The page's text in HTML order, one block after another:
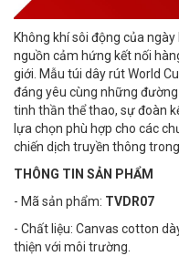
Không khí sôi động của
nguồn cảm hứng kết nối
giới. Mẫu túi dây rút World
đáng yêu cùng những
tinh thần thể thao, sự đoàn
lựa chọn phù hợp cho các
chiến dịch truyền thông
THÔNG TIN SẢN PHẨM
- Mã sản phẩm: TVDR07
- Chất liệu: Canvas cotton
thiện với môi trường.